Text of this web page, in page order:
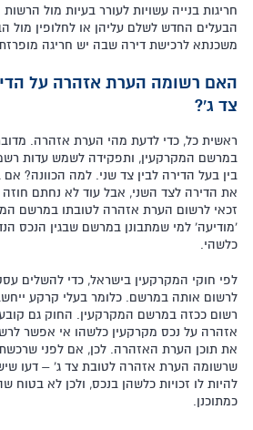
חריגות בנייה עשויות לעורר בעיות מול
הבעלים החדש לשלם עליהן או לחלופין מול
משכנתא לרכישת דירה שבה יש חריגה מופרזת.
האם רשומה הערת אזהרה על
צד ג'?
ראשית כל, כדי לדעת מהי הערת אזהרה.
במרשם המקרקעין, ותפקידה לשמש עדות
בין בעל הדירה לבין צד שני. למה הכוונה?
את הדירה לצד השני, אבל עוד לא נחתם חוזה
זכאי לרשום הערת אזהרה לטובתו במרשם
'מודיעה' למי שמתבונן במרשם שבגין הנכס
כלשהי.
לפי חוקי המקרקעין בישראל, כדי להשלים
לרשום אותה במרשם. כלומר בעלי קרקע
רשום ככזה במרשם המקרקעין. החוק גם
אזהרה על נכס מקרקעין כלשהו אי אפשר
את תוכן הערת האזהרה. לכן, אם לפני
שרשומה הערת אזהרה לטובת צד ג' – דעו
להיות לו זכויות כלשהן בנכס, ולכן לא
כמתוכנן.